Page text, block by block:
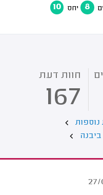
8 יחס 10
חוות דעת
167
נוספות
27/